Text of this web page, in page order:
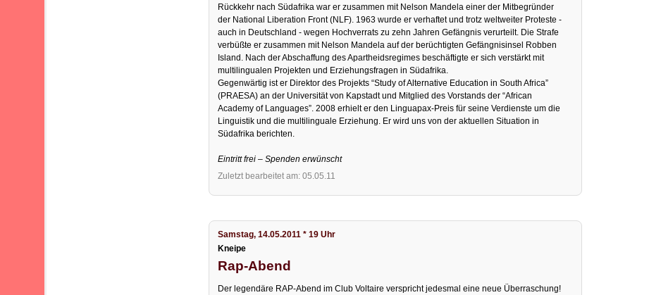
Rückkehr nach Südafrika war er zusammen mit Nelson Mandela einer der Mitbegründer
der National Liberation Front (NLF). 1963 wurde er verhaftet und trotz weltweiter Proteste -
auch in Deutschland - wegen Hochverrats zu zehn Jahren Gefängnis verurteilt. Die Strafe
verbüßte er zusammen mit Nelson Mandela auf der berüchtigten Gefängnisinsel Robben
Island. Nach der Abschaffung des Apartheidsregimes beschäftigte er sich verstärkt mit
multilingualen Projekten und Erziehungsfragen in Südafrika.
Gegenwärtig ist er Direktor des Projekts “Study of Alternative Education in South Africa”
(PRAESA) an der Universität von Kapstadt und Mitglied des Vorstands der “African
Academy of Languages”. 2008 erhielt er den Linguapax-Preis für seine Verdienste um die
Linguistik und die multilinguale Erziehung. Er wird uns von der aktuellen Situation in
Südafrika berichten.
Eintritt frei – Spenden erwünscht
Zuletzt bearbeitet am: 05.05.11
Samstag, 14.05.2011 * 19 Uhr
Kneipe
Rap-Abend
Der legendäre RAP-Abend im Club Voltaire verspricht jedesmal eine neue Überraschung!